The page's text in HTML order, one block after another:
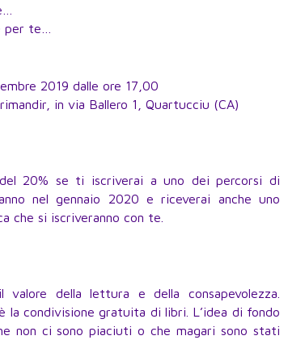
per te…
2019 dalle ore 17,00
in via Ballero 1, Quartucciu (CA)
20% se ti iscriverai a uno dei percorsi di
nel gennaio 2020 e riceverai anche uno
che si iscriveranno con te.
della lettura e della consapevolezza.
la condivisione gratuita di libri. L’idea di fondo
non ci sono piaciuti o che magari sono stati